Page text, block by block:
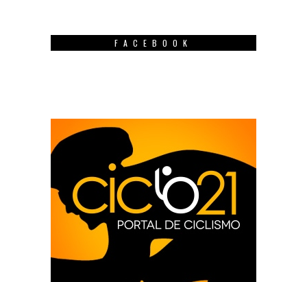
FACEBOOK